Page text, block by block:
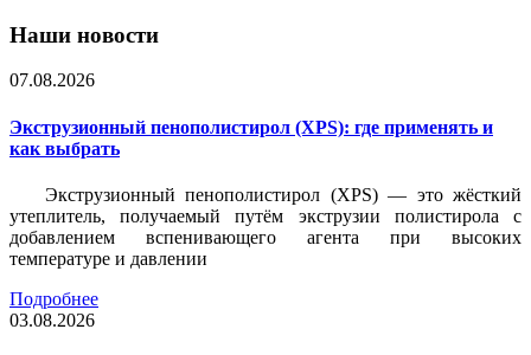
Наши новости
07.08.2026
Экструзионный пенополистирол (XPS): где применять и
как выбрать
Экструзионный пенополистирол (XPS) — это жёсткий
утеплитель, получаемый путём экструзии полистирола с
добавлением вспенивающего агента при высоких
температуре и давлении
Подробнее
03.08.2026